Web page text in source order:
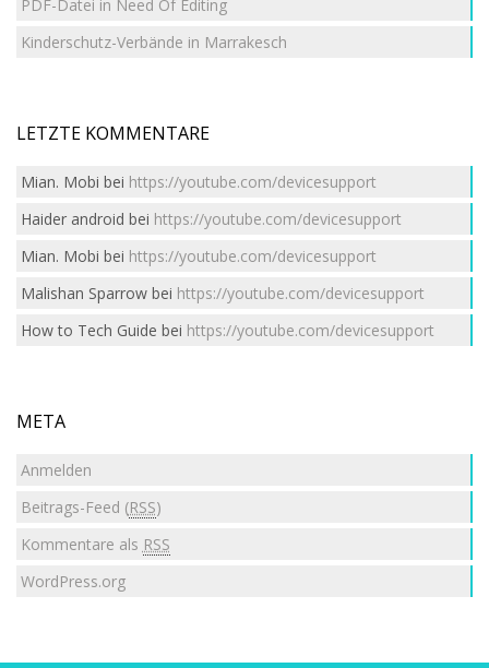
PDF-Datei in Need Of Editing
Kinderschutz-Verbände in Marrakesch
LETZTE KOMMENTARE
Mian. Mobi bei https://youtube.com/devicesupport
Haider android bei https://youtube.com/devicesupport
Mian. Mobi bei https://youtube.com/devicesupport
Malishan Sparrowbei https://youtube.com/devicesupport
How to Tech Guide bei https://youtube.com/devicesupport
META
Anmelden
Beitrags-Feed (RSS)
Kommentare als RSS
WordPress.org